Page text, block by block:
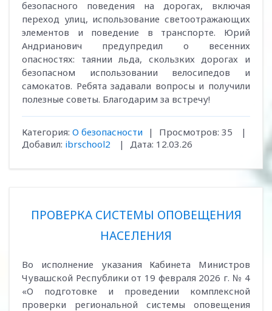
безопасного поведения на дорогах, включая
переход улиц, использование светоотражающих
элементов и поведение в транспорте. Юрий
Андрианович предупредил о весенних
опасностях: таянии льда, скользких дорогах и
безопасном использовании велосипедов и
самокатов. Ребята задавали вопросы и получили
полезные советы. Благодарим за встречу!
Категория: О безопасности | Просмотров: 35
|
Добавил: ibrschool2 | Дата: 12.03.26
ПРОВЕРКА СИСТЕМЫ ОПОВЕЩЕНИЯ
НАСЕЛЕНИЯ
Во исполнение указания Кабинета Министров
Чувашской Республики от 19 февраля 2026 г. № 4
«О подготовке и проведении комплексной
проверки региональной системы оповещения